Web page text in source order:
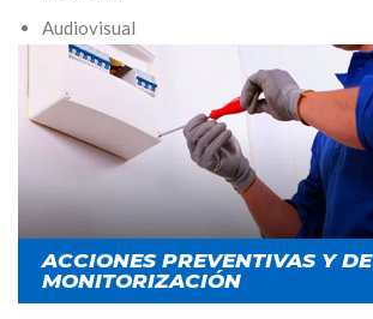
Audiovisual
Iluminación LED
ACCIONES PREVENTIVAS Y DE
MONITORIZACIÓN